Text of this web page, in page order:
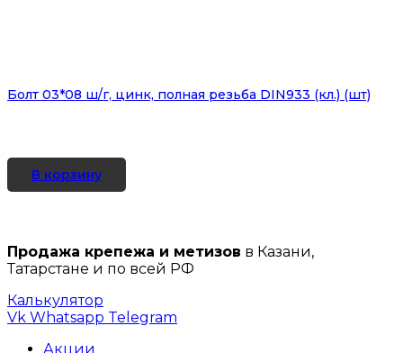
Болт 03*08 ш/г, цинк, полная резьба DIN933 (кл.) (шт)
В корзину
Продажа крепежа и метизов в Казани,
Татарстане и по всей РФ
Калькулятор
Vk Whatsapp Telegram
Акции